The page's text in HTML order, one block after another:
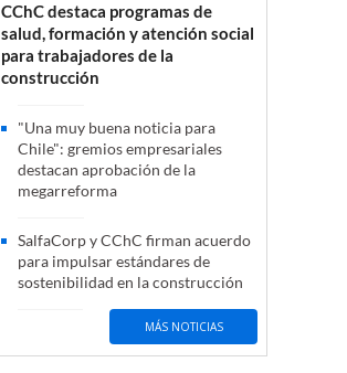
CChC destaca programas de
salud, formación y atención social
para trabajadores de la
construcción
"Una muy buena noticia para
Chile": gremios empresariales
destacan aprobación de la
megarreforma
SalfaCorp y CChC firman acuerdo
para impulsar estándares de
sostenibilidad en la construcción
MÁS NOTICIAS